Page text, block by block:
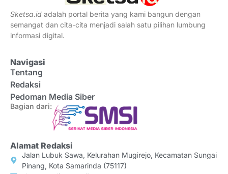
Sketsa.id adalah portal berita yang kami bangun dengan
semangat dan cita-cita menjadi salah satu pilihan lumbung
informasi digital.
Navigasi
Tentang
Redaksi
Pedoman Media Siber
Bagian dari:
Alamat Redaksi
Jalan Lubuk Sawa, Kelurahan Mugirejo, Kecamatan Sungai
Pinang, Kota Samarinda (75117)